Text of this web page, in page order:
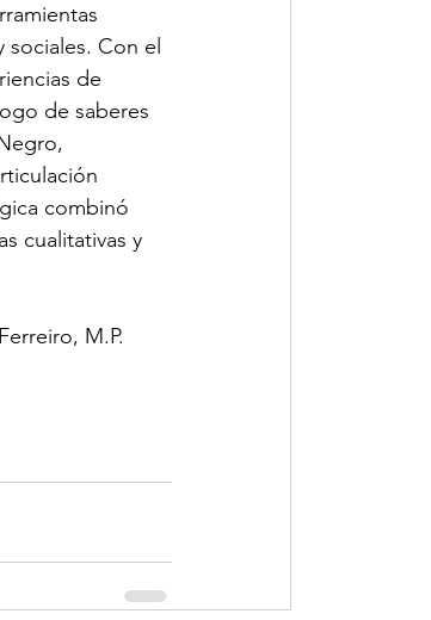
Con el
de
de saberes
combinó
cualitativas y
M.P.